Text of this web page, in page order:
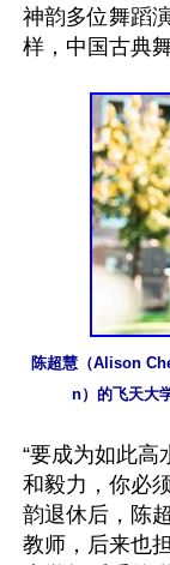
神韵多位舞蹈
样，中国古典
陈超慧（Alison
n）的飞天大
“要成为如此高
和毅力，你必
韵退休后，陈
教师，后来也